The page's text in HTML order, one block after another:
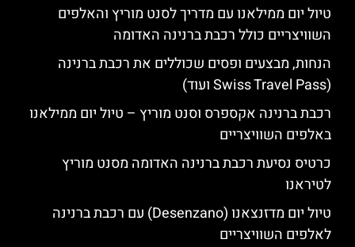
טיול יום ממילאנו עם מדריך לסנט מוריץ והאלפים
השוויצריים כולל רכבת ברנינה האדומה
הנחות, מבצעים ופסים שכוללים את רכבת ברנינה
(Swiss Travel Pass ועוד)
רכבת ברנינה אקספרס וסנט מוריץ – טיול יום ממילאנו
באלפים השוויצריים
כרטיס נסיעת רכבת ברנינה האדומה מסנט מוריץ
לטיראנו
טיול יום מדזנצאנו (Desenzano) עם רכבת ברנינה
לאלפים השוויצריים